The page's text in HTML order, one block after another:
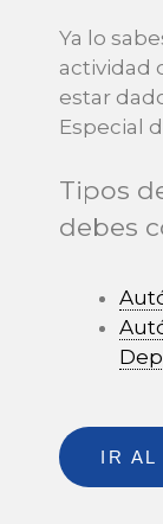
Ya lo
actividad
estar
Especial
Tipos
debes
IR AL